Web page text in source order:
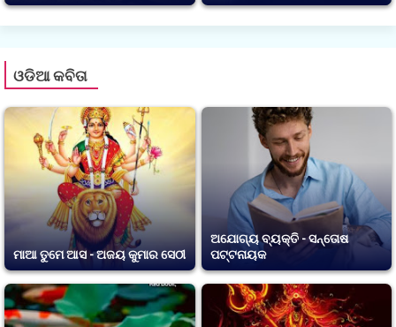
ଓଡିଆ କବିତା
ମାଆ ତୁମେ ଆସ - ଅଜୟ କୁମାର ସେଠୀ
ଅଯୋଗ୍ୟ ବ୍ୟକ୍ତି - ସନ୍ତୋଷ
ପଟ୍ଟନାୟକ